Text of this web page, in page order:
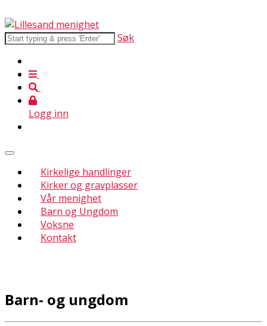
Søk
Logg inn
Kirkelige handlinger
Kirker og gravplasser
Vår menighet
Barn og Ungdom
Voksne
Kontakt
Barn- og ungdom